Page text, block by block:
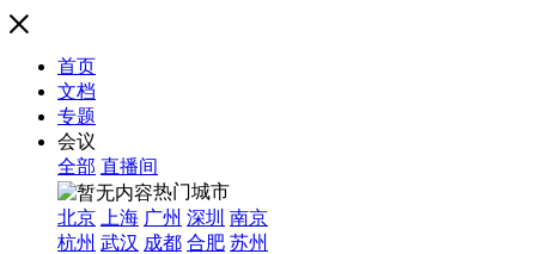
首页
文档
专题
会议
全部 直播间
热门城市
北京
上海 广州 深圳 南京
杭州 武汉 成都 合肥 苏州